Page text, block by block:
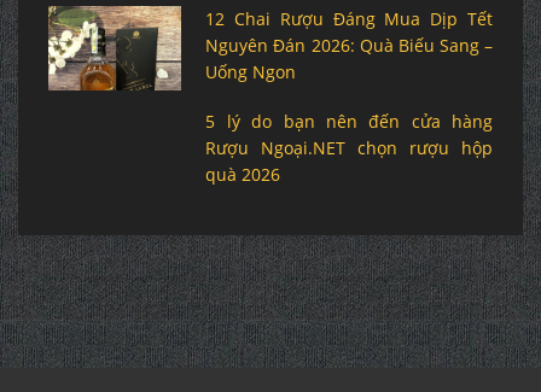
12 Chai Rượu Đáng Mua Dịp Tết
Nguyên Đán 2026: Quà Biếu Sang –
Uống Ngon
5 lý do bạn nên đến cửa hàng
Rượu Ngoại.NET chọn rượu hộp
quà 2026